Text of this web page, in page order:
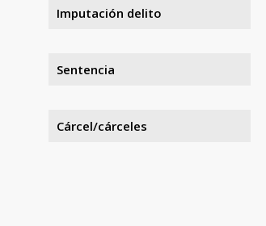
Imputación delito
Sentencia
Cárcel/cárceles